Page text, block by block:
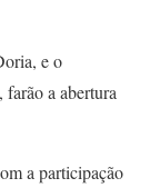
e o
a abertura
a participação